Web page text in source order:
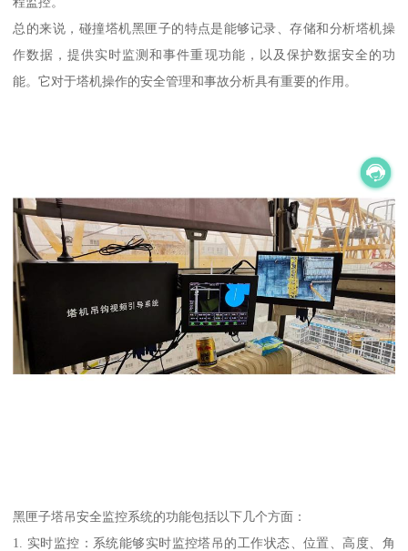
总的来说，碰撞塔机黑匣子的特点是能够记录、存储和分析塔机操
作数据，提供实时监测和事件重现功能，以及保护数据安全的功
能。它对于塔机操作的安全管理和事故分析具有重要的作用。
黑匣子塔吊安全监控系统的功能包括以下几个方面：
1. 实时监控：系统能够实时监控塔吊的工作状态、位置、高度、角